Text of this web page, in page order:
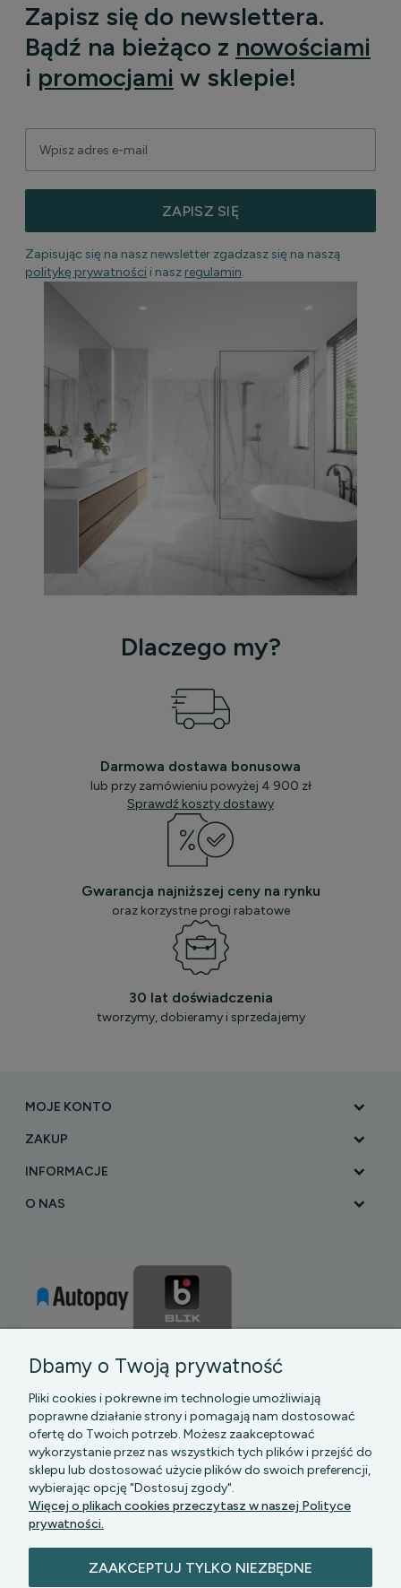
Zapisz się do newslettera.
Bądź na bieżąco z nowościami
i promocjami w sklepie!
ZAPISZ SIĘ
Zapisując się na nasz newsletter zgadzasz się na naszą
politykę prywatności i nasz regulamin.
Dlaczego my?
Darmowa dostawa bonusowa
lub przy zamówieniu powyżej 4 900 zł
Sprawdź koszty dostawy
Gwarancja najniższej ceny na rynku
oraz korzystne progi rabatowe
30 lat doświadczenia
tworzymy, dobieramy i sprzedajemy
MOJE KONTO
ZAKUP
INFORMACJE
O NAS
PGK MAZOWSZE SP Z O.O.|| Bartycka 24-210B,
00-716 WARSZAWA, woj. mazowieckie || NIP:
Dbamy o Twoją prywatność
Pliki cookies i pokrewne im technologie umożliwiają
poprawne działanie strony i pomagają nam dostosować
ofertę do Twoich potrzeb. Możesz zaakceptować
wykorzystanie przez nas wszystkich tych plików i przejść do
sklepu lub dostosować użycie plików do swoich preferencji,
wybierając opcję "Dostosuj zgody".
Więcej o plikach cookies przeczytasz w naszej Polityce
prywatności.
ZAAKCEPTUJ TYLKO NIEZBĘDNE